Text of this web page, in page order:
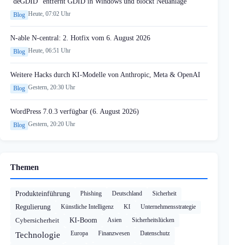
Blog Heute, 07:02 Uhr
N-able N-central: 2. Hotfix vom 6. August 2026
Blog Heute, 06:51 Uhr
Weitere Hacks durch KI-Modelle von Anthropic, Meta & OpenAI
Blog Gestern, 20:30 Uhr
WordPress 7.0.3 verfügbar (6. August 2026)
Blog Gestern, 20:20 Uhr
Themen
Produkteinführung Phishing Deutschland Sicherheit
Regulierung Künstliche Intelligenz KI Unternehmensstrategie
Cybersicherheit KI-Boom Asien Sicherheitslücken
Technologie Europa Finanzwesen Datenschutz